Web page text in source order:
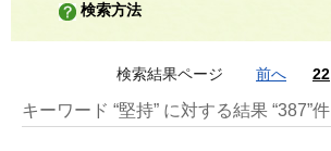
検索方法
検索結果ページ 前へ 22
キーワード “堅持” に対する結果 “387”件